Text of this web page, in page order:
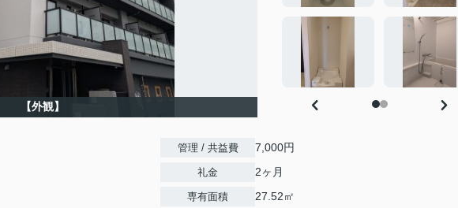
【外観】
管理 / 共益費 7,000円
礼金 2ヶ月
専有面積 27.52㎡